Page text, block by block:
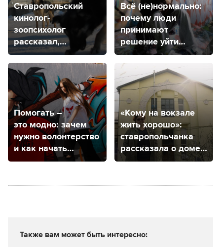
Ставропольский
кинолог-
зоопсихолог
рассказал,
как вести себя
при встрече
с бродячими
собаками
Всё (не)нормально:
почему люди
принимают
решение уйти
из жизни?
Помогать –
это модно: зачем
нужно волонтерство
и как начать
им заниматься
«Кому на вокзале
жить хорошо»:
ставропольчанка
рассказала о доме
в здании бывшего
на Туапсинке
Также вам может быть интересно: